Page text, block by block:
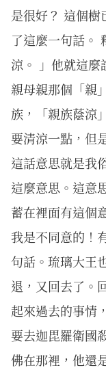
是很好？ 這個樹
了這麼一句話。
涼。 」他就這麼
親母親那個「親
族，「親族蔭涼
要清涼一點，但
這話意思就是我
這麼意思。這意
蓄在裡面有這個
我是不同意的！
句話。琉璃大王
退，又回去了。
起來過去的事情
要去迦毘羅衛國
佛在那裡，他還